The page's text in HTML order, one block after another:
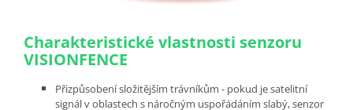
Charakteristické vlastnosti senzoru
VISIONFENCE
Přizpůsobení složitějším trávníkům - pokud je satelitní
signál v oblastech s náročným uspořádáním slabý, senzor